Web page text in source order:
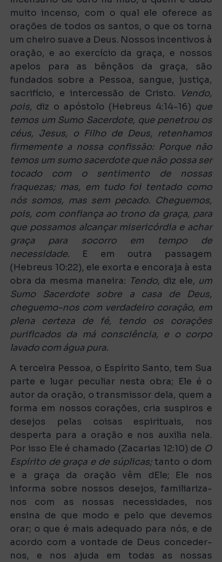
muito incenso, com o qual ele oferece as
orações de todos os santos, o que os torna
um cheiro suave a Deus. Nossos incentivos à
oração, e ao exercício da graça, e nossos
apelos para as bênçãos da graça, são
fundados sobre a Pessoa, sangue, justiça,
sacrifício, e intercessão de Cristo.
Vendo,
pois, diz o apóstolo (Hebreus 4:14-16) que
temos um Sumo Sacerdote, que penetrou os
céus, Jesus, o Filho de Deus, retenhamos
firmemente a nossa confissão: Porque não
temos um sumo sacerdote que não possa ser
tocado com o sentimento de nossas
fraquezas; mas, em tudo foi tentado como
nós somos, mas sem pecado. Cheguemos,
pois, com confiança ao trono da graça, para
que possamos alcançar misericórdia e achar
graça para socorro em tempo de
necessidade. E em outra passagem
(Hebreus 10:22), ele exorta e encoraja à esta
obra da mesma maneira: Tendo, diz ele, um
Sumo Sacerdote sobre a casa de Deus,
cheguemo-nos com verdadeiro coração, em
plena certeza de fé, tendo os corações
purificados da má consciência, e o corpo
lavado com água pura.
A terceira Pessoa, o Espírito Santo, tem Sua
parte e lugar peculiar nesta obra; Ele é o
autor da oração, o transmissor dela, quem a
forma em nossos corações, cria suspiros e
desejos pelas coisas espirituais, nos
desperta para a oração e nos auxilia nela.
Por isso Ele é chamado (Zacarias 12:10) de O
Espírito de graça e de súplicas;tanto o dom
e a graça da oração vêm dEle; Ele nos
informa sobre nossos desejos, familiariza-
nos com as nossas necessidades, nos
ensina de que modo e pelo que devemos
orar; o que é mais adequado para nós, e de
acordo com a vontade de Deus conceder-
nos, e nos ajuda em todas as nossas